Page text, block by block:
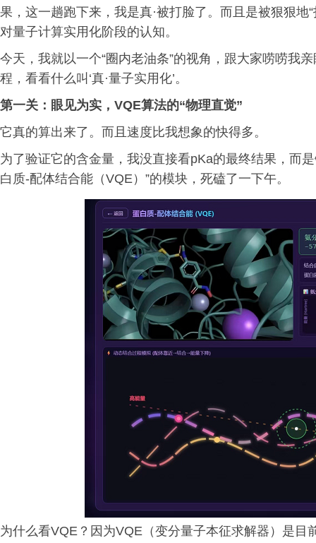
果，这一趟跑下来，我是真·被打脸了。而且是被狠狠
对量子计算实用化阶段的认知。
今天，我就以一个“圈内老油条”的视角，跟大家唠唠我
程，看看什么叫‘真·量子实用化’。
第一关：眼见为实，VQE算法的“物理直觉”
它真的算出来了。而且速度比我想象的快得多。
为了验证它的含金量，我没直接看pKa的最终结果，而
白质-配体结合能（VQE）”的模块，死磕了一下午。
为什么看VQE？因为VQE（变分量子本征求解器）是